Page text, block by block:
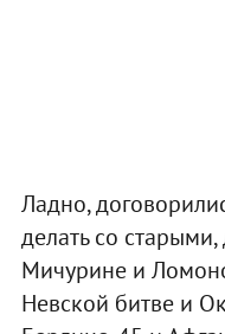
Ладно,
делать со
Мичурине и
Невской битве и